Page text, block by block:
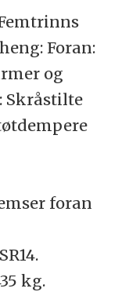
Foran:
og
Skråstilte
foran
kg.